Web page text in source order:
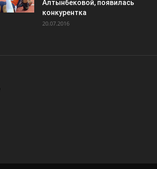
Алтынбековой, появилась
конкурентка
20.07.2016